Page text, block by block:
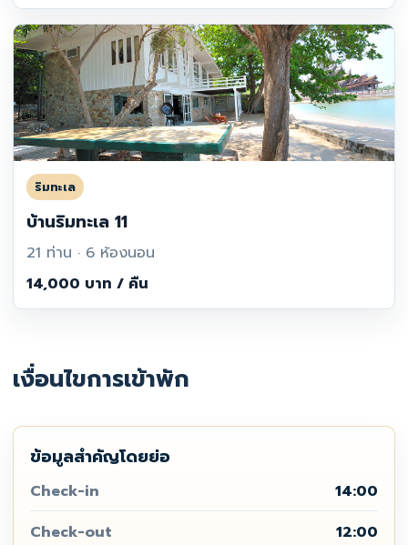
เงื่อนไขการเข้าพัก
ข้อมูลสำคัญโดยย่อ
Check-in
14:00
Check-out
12:00
ริมทะเล
บ้านริมทะเล 11
21 ท่าน · 6 ห้องนอน
14,000 บาท / คืน